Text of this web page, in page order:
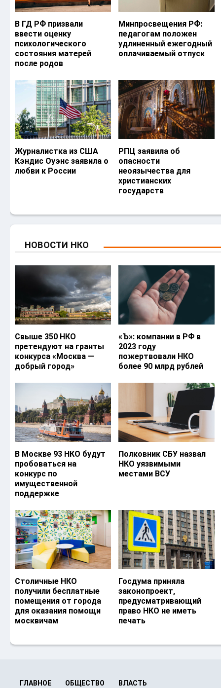
В ГД РФ призвали
ввести оценку
психологического
состояния матерей
после родов
Минпросвещения РФ:
педагогам положен
удлиненный ежегодный
оплачиваемый отпуск
Журналистка из США
Кэндис Оуэнс заявила о
любви к России
РПЦ заявила об
опасности
неоязычества для
христианских
государств
НОВОСТИ НКО
Свыше 350 НКО
претендуют на гранты
конкурса «Москва —
добрый город»
«Ъ‎»: компании в РФ в
2023 году
пожертвовали НКО
более 90 млрд рублей
В Москве 93 НКО будут
пробоваться на
конкурс по
имущественной
поддержке
Полковник СБУ назвал
НКО уязвимыми
местами ВСУ
Столичные НКО
получили бесплатные
помещения от города
для оказания помощи
москвичам
Госдума приняла
законопроект,
предусматривающий
право НКО не иметь
печать
ГЛАВНОЕ ОБЩЕСТВО
ВЛАСТЬ